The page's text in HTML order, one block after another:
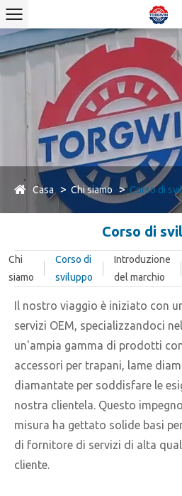
Casa Chi siamo Corso di
Corso di
Chi
siamo
Corso di
sviluppo
Introduzione
del marchio
Il nostro viaggio è iniziato con
servizi OEM, specializzandoci
un'ampia gamma di prodotti
accessori per trapani, lame
diamantate per soddisfare le
nostra clientela. Questo
misura ha gettato solide basi
di fornitore di servizi di alta
cliente.